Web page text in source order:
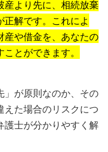
産より先に、相続放棄
解です。これによ
産や借金を、あなたの
とができます。
」が原則なのか、その
た場合のリスクにつ
護士が分かりやすく解